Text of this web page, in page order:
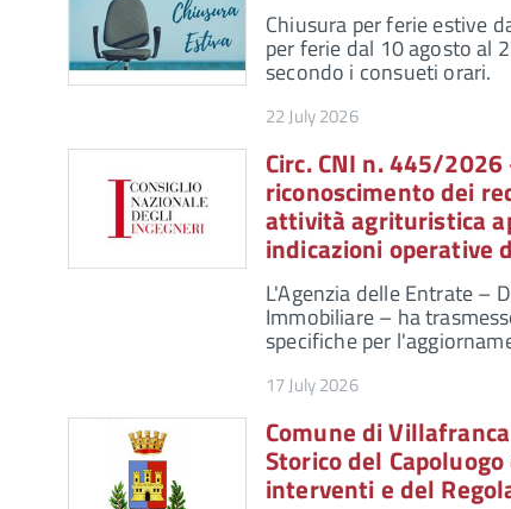
Chiusura per ferie estive
per ferie dal 10 agosto al
secondo i consueti orari.
22 July 2026
Circ. CNI n. 445/
riconoscimento dei
attività agrituristica
indicazioni operative
L'Agenzia delle Entrate –
Immobiliare – ha
specifiche per
17 July 2026
Comune di
Storico del
interventi e del